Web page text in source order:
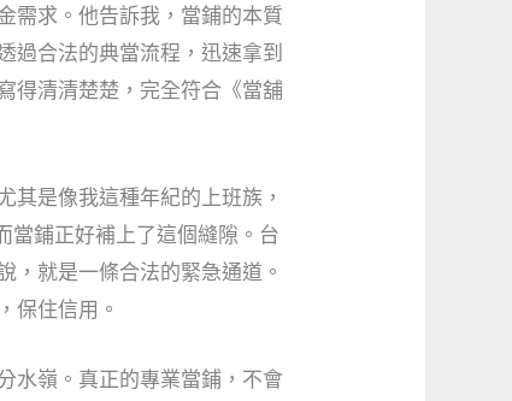
需求。他告訴我，當鋪的本質
過合法的典當流程，迅速拿到
得清清楚楚，完全符合《當舖
其是像我這種年紀的上班族，
鋪正好補上了這個縫隙。台
，就是一條合法的緊急通道。
保住信用。
水嶺。真正的專業當鋪，不會